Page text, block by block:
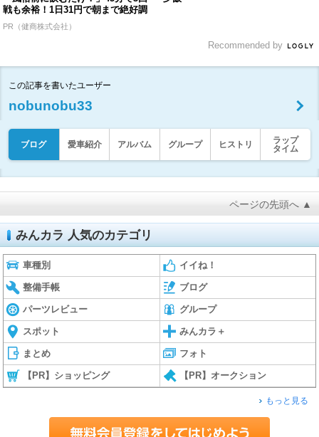
戦も余裕！1日31円で朝まで絶好調
PR（健商株式会社）
Recommended by
この記事を書いたユーザー
nobunobu33
ブログ 愛車紹介 アルバム グループ ヒストリ
ラップ
タイム
ページの先頭へ ▲
みんカラ 人気のカテゴリ
車種別 イイね！
整備手帳 ブログ
パーツレビュー グループ
スポット みんカラ＋
まとめ フォト
【PR】ショッピング 【PR】オークション
もっと見る